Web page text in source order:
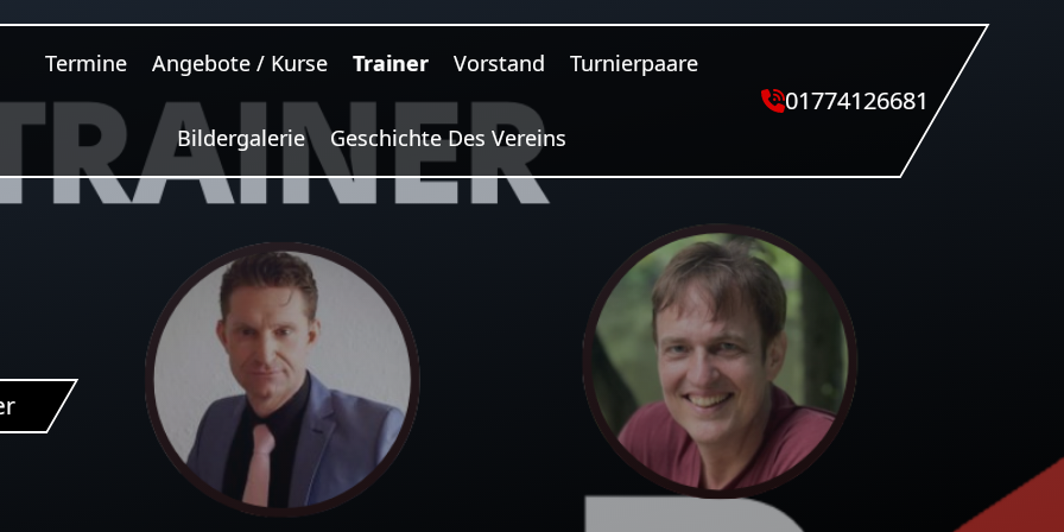
Termine Angebote / Kurse Trainer Vorstand Turnierpaare
Bildergalerie Geschichte Des Vereins
01774126681